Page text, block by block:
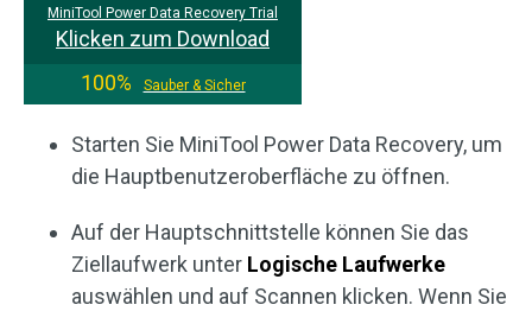
MiniTool Power Data Recovery Trial
Klicken zum Download
100%
Sauber & Sicher
Starten Sie MiniTool Power Data Recovery, um
die Hauptbenutzeroberfläche zu öffnen.
Auf der Hauptschnittstelle können Sie das
Ziellaufwerk unter Logische Laufwerke
auswählen und auf Scannen klicken. Wenn Sie